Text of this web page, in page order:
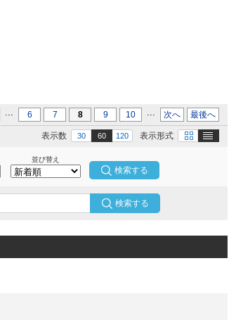
... 6 7 8 9 10 ... 次へ 最後へ
表示形式 画像
表示数 30 60 120
並び替え
検索する